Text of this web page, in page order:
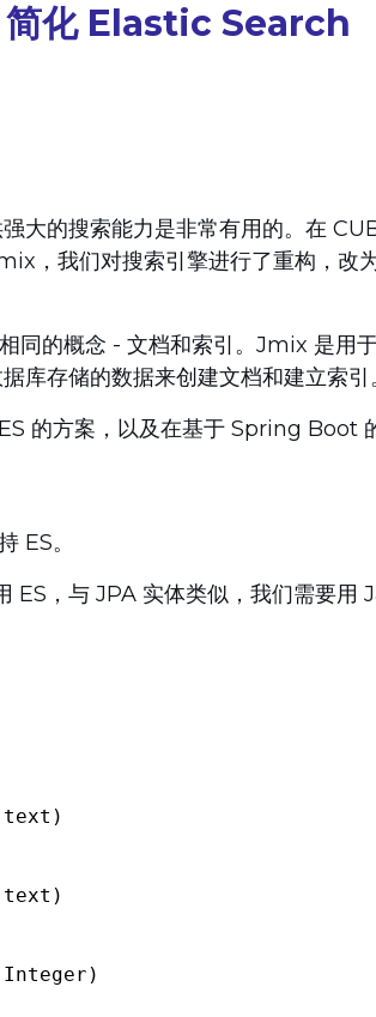
化 Elastic Search
大的搜索能力是非常有用的。在
，我们对搜索引擎进行了重构，改
同的概念 - 文档和索引。Jmix 是用
库存储的数据来创建文档和建立索引
的方案，以及在基于 Spring Boot
ES。
，与 JPA 实体类似，我们需要用